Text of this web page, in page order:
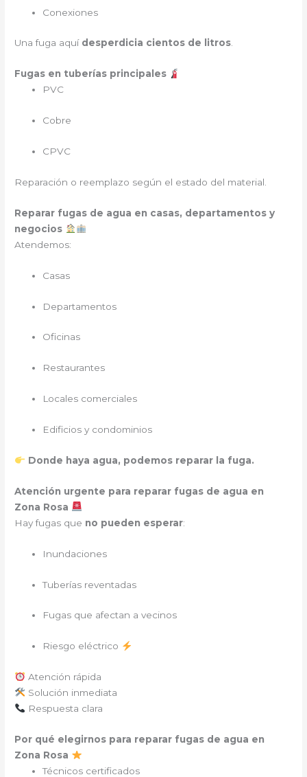
Conexiones
Una fuga aquí desperdicia cientos de litros.
Fugas en tuberías principales
PVC
Cobre
CPVC
Reparación o reemplazo según el estado del material.
Reparar fugas de agua en casas, departamentos y
negocios
Atendemos:
Casas
Departamentos
Oficinas
Restaurantes
Locales comerciales
Edificios y condominios
Donde haya agua, podemos reparar la fuga.
Atención urgente para reparar fugas de agua en
Zona Rosa
Hay fugas que no pueden esperar:
Inundaciones
Tuberías reventadas
Fugas que afectan a vecinos
Riesgo eléctrico
Atención rápida
Solución inmediata
Respuesta clara
Por qué elegirnos para reparar fugas de agua en
Zona Rosa
Técnicos certificados